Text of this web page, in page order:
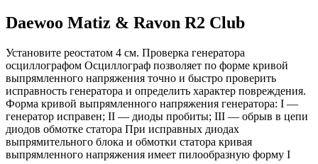
Daewoo Matiz & Ravon R2 Club
Установите реостатом 4 см. Проверка генератора
осциллографом Осциллограф позволяет по форме кривой
выпрямленного напряжения точно и быстро проверить
исправность генератора и определить характер повреждения.
Форма кривой выпрямленного напряжения генератора: I —
генератор исправен; II — диоды пробиты; III — обрыв в цепи
диодов обмотке статора При исправных диодах
выпрямительного блока и обмотки статора кривая
выпрямленного напряжения имеет пилообразную форму I